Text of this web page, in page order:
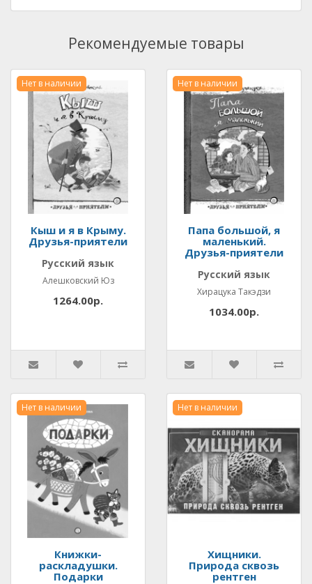
Рекомендуемые товары
Нет в наличии
Кыш и я в Крыму.
Друзья-приятели
Русский язык
Алешковский Юз
1264.00р.
Нет в наличии
Папа большой, я
маленький.
Друзья-приятели
Русский язык
Хирацука Такэдзи
1034.00р.
Нет в наличии
Книжки-
раскладушки.
Подарки
Нет в наличии
Хищники.
Природа сквозь
рентген